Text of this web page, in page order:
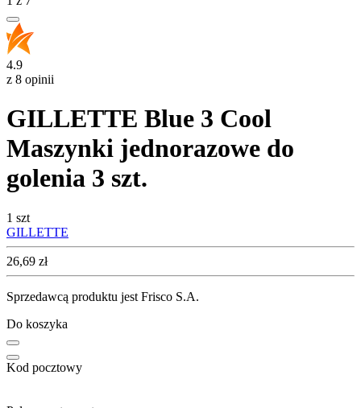
4.9
z 8 opinii
GILLETTE Blue 3 Cool
Maszynki jednorazowe do
golenia 3 szt.
1 szt
GILLETTE
Cena
26,69 zł
Sprzedawcą produktu jest Frisco S.A.
Do koszyka
Kod pocztowy